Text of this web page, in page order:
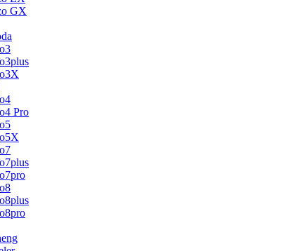
GX
Pro